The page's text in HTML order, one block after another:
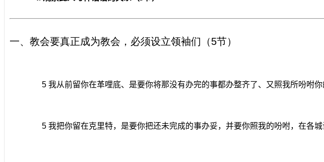
一、教会要真正成为教会，必须设立领袖们（5节）
5 我从前留你在革哩底、是要你将那没有办完的事都办整齐了、又照我所吩咐你
5 我把你留在克里特，是要你把还未完成的事办妥，并要你照我的吩咐，在各城